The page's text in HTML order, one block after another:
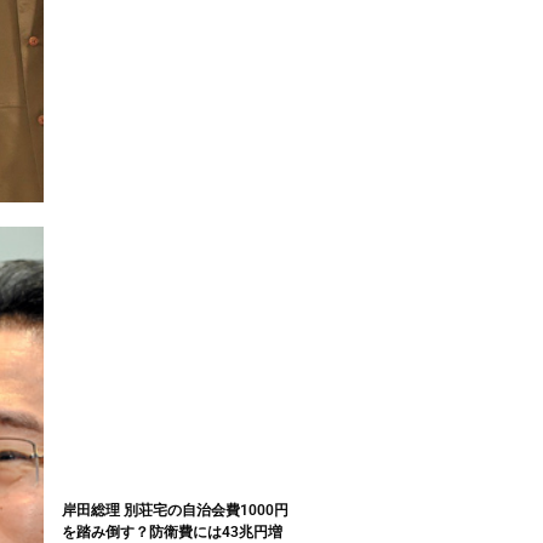
岸田総理 別荘宅の自治会費1000円
を踏み倒す？防衛費には43兆円増